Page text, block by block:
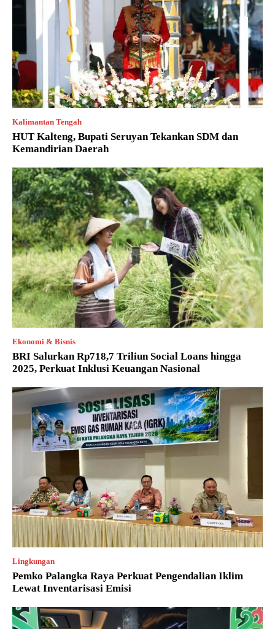
Kalimantan Tengah
HUT Kalteng, Bupati Seruyan Tekankan SDM dan
Kemandirian Daerah
Ekonomi & Bisnis
BRI Salurkan Rp718,7 Triliun Social Loans hingga
2025, Perkuat Inklusi Keuangan Nasional
Lingkungan
Pemko Palangka Raya Perkuat Pengendalian Iklim
Lewat Inventarisasi Emisi